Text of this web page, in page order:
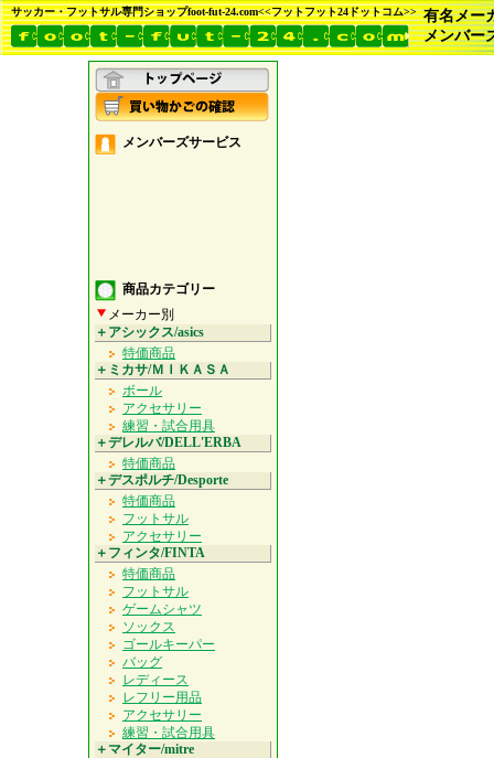
有名メー
メンバー
サッカー・フットサル専門ショップfoot-fut-24.com<<フットフット24ドットコム>>
メンバーズサービス
商品カテゴリー
メーカー別
＋アシックス/asics
特価商品
＋ミカサ/ＭＩＫＡＳＡ
ボール
アクセサリー
練習・試合用具
＋デレルバ/DELL'ERBA
特価商品
＋デスポルチ/Desporte
特価商品
フットサル
アクセサリー
＋フィンタ/FINTA
特価商品
フットサル
ゲームシャツ
ソックス
ゴールキーパー
バッグ
レディース
レフリー用品
アクセサリー
練習・試合用具
＋マイター/mitre